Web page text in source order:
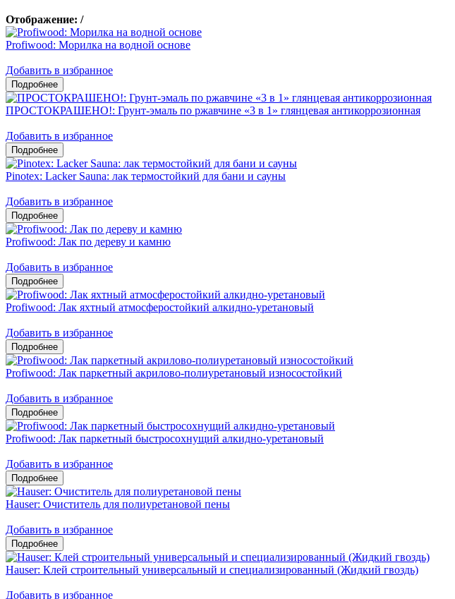
Отображение: /
Profiwood: Морилка на водной основе
Добавить в избранное
ПРОСТОКРАШЕНО!: Грунт-эмаль по ржавчине «3 в 1» глянцевая антикоррозионная
Добавить в избранное
Pinotex: Lacker Sauna: лак термостойкий для бани и сауны
Добавить в избранное
Profiwood: Лак по дереву и камню
Добавить в избранное
Profiwood: Лак яхтный атмосферостойкий алкидно-уретановый
Добавить в избранное
Profiwood: Лак паркетный акрилово-полиуретановый износостойкий
Добавить в избранное
Profiwood: Лак паркетный быстросохнущий алкидно-уретановый
Добавить в избранное
Hauser: Очиститель для полиуретановой пены
Добавить в избранное
Hauser: Клей строительный универсальный и специализированный (Жидкий гвоздь)
Добавить в избранное